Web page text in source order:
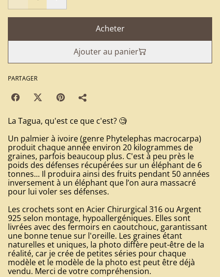
Acheter
Ajouter au panier
PARTAGER
La Tagua, qu'est ce que c'est? 🧐
Un palmier à ivoire (genre Phytelephas macrocarpa)
produit chaque année environ 20 kilogrammes de
graines, parfois beaucoup plus. C'est à peu près le
poids des défenses récupérées sur un éléphant de 6
tonnes... Il produira ainsi des fruits pendant 50 années
inversement à un éléphant que l’on aura massacré
pour lui voler ses défenses.
Les crochets sont en Acier Chirurgical 316 ou Argent
925 selon montage, hypoallergéniques. Elles sont
livrées avec des fermoirs en caoutchouc, garantissant
une bonne tenue sur l'oreille. Les graines étant
naturelles et uniques, la photo diffère peut-être de la
réalité, car je crée de petites séries pour chaque
modèle et le modèle de la photo est peut être déjà
vendu. Merci de votre compréhension.